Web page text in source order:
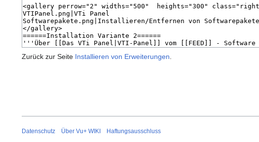
Zurück zur Seite Installieren von Erweiterungen.
Datenschutz Über Vu+ WIKI Haftungsausschluss